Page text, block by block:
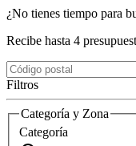
¿No tienes tiempo para
Recibe hasta 4
Filtros
Categoría y Zona
Categoría